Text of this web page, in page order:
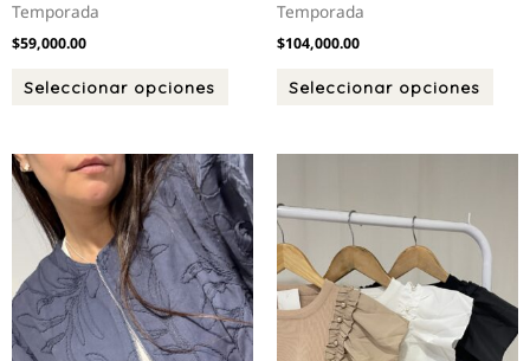
Temporada
$59,000.00
Seleccionar opciones
Temporada
$104,000.00
Seleccionar opciones
Este
producto
tiene
múltiples
variantes.
Las
opciones
Las